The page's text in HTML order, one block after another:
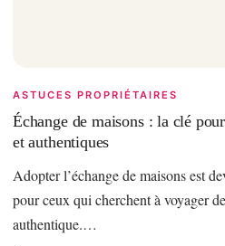
ASTUCES PROPRIÉTAIRES
Échange de maisons : la clé
et authentiques
Adopter l’échange de maisons est
pour ceux qui cherchent à voyager
authentique.…